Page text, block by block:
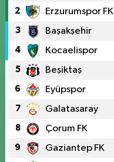
2 Erzurumspor FK
3 Başakşehir
4 Kocaelispor
5 Beşiktaş
6 Eyüpspor
7 Galatasaray
8 Çorum FK
9 Gaziantep FK